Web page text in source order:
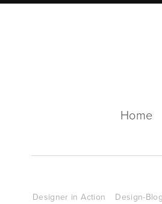
Home
Designer in Action Design-Blog